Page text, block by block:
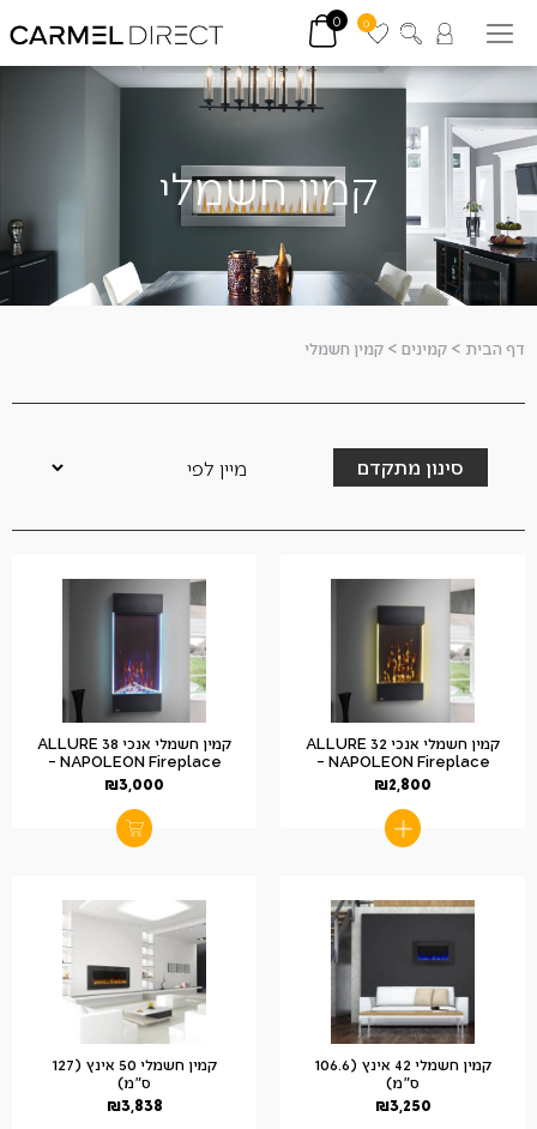
0
0
קמין חשמלי
דף הבית > קמינים > קמין חשמלי
סינון מתקדם
קמין חשמלי אנכי ALLURE 32
– NAPOLEON Fireplace
₪2,800
קמין חשמלי אנכי ALLURE 38
– NAPOLEON Fireplace
₪3,000
קמין חשמלי 42 אינץ (106.6
ס"מ)
₪3,250
קמין חשמלי 50 אינץ (127
ס"מ)
₪3,838